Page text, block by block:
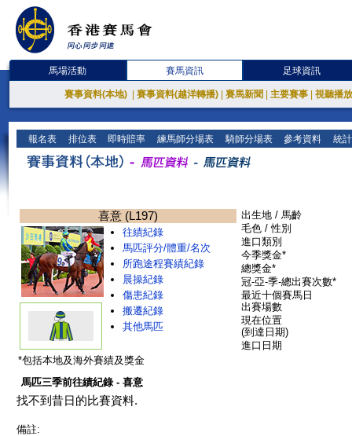
馬場活動 賽馬資訊 足球資訊
賽事資料(本地) 賽事資料(越洋轉播) 賽馬新聞 主要賽事 視聽播
報名表 排位表 即時賠率 練馬師分場表 騎師分場表 參考資料 統
喜意 (L197)
往績紀錄
馬匹評分/體重/名次
所跑途程賽績紀錄
晨操紀錄
傷患紀錄
搬遷紀錄
其他馬匹
出生地 / 馬齡
毛色 / 性別
進口類別
今季獎金*
總獎金*
冠-亞-季-總出賽次數*
最近十個賽馬日
出賽場數
現在位置
(到達日期)
進口日期
*包括本地及海外賽績及獎金
馬匹三季前往績紀錄 - 喜意
找不到昔日的比賽資料.
備註: